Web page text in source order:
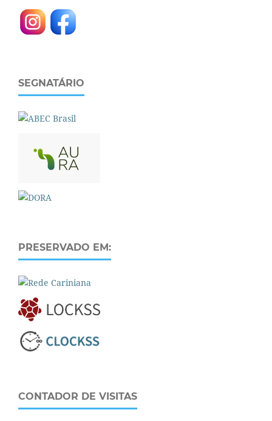
SEGNATÁRIO
PRESERVADO EM:
CONTADOR DE VISITAS